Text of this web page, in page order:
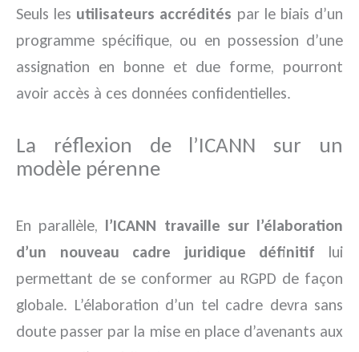
Seuls les utilisateurs accrédités par le biais d’un
programme spécifique, ou en possession d’une
assignation en bonne et due forme, pourront
avoir accès à ces données confidentielles.
La réflexion de l’ICANN sur un
modèle pérenne
En parallèle, l’ICANN travaille sur l’élaboration
d’un nouveau cadre juridique définitif lui
permettant de se conformer au RGPD de façon
globale. L’élaboration d’un tel cadre devra sans
doute passer par la mise en place d’avenants aux